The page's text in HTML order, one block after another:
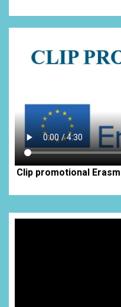
Clip promotional